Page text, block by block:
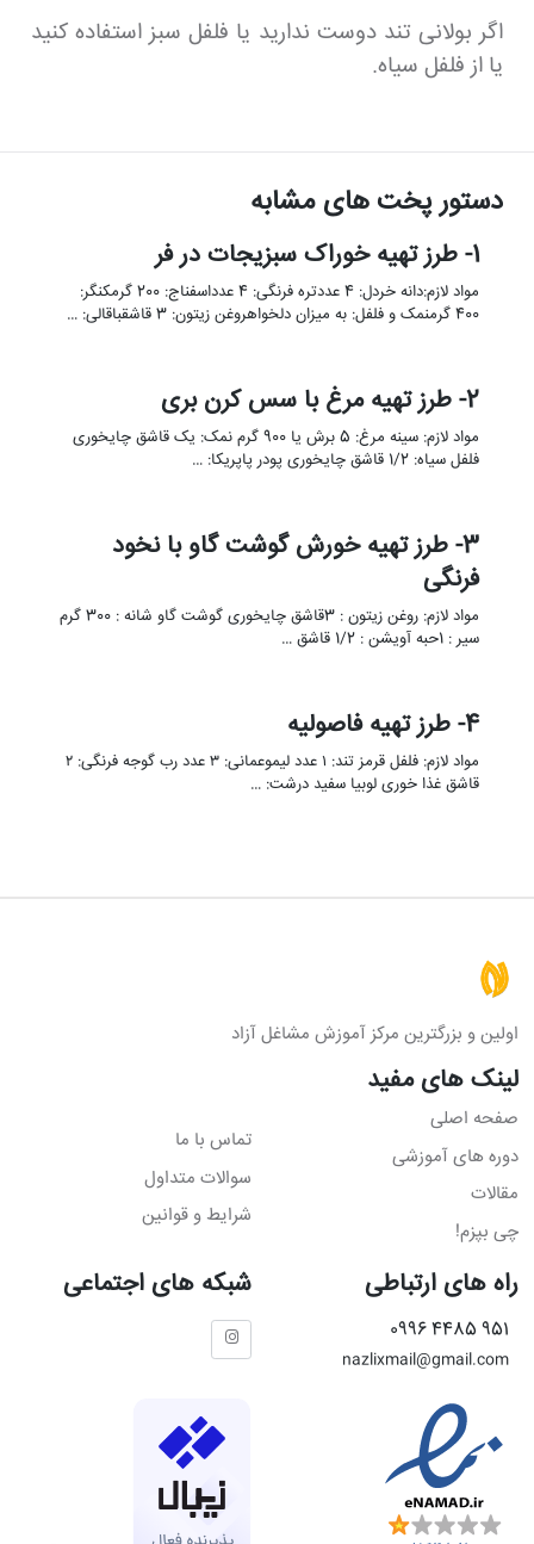
اگر بولانی تند دوست ندارید یا فلفل سبز استفاده کنید
یا از فلفل سیاه.
دستور پخت های مشابه
1- طرز تهیه خوراک سبزیجات در فر
مواد لازم:دانه خردل: 4 عددتره فرنگی: 4 عدداسفناج: 200 گرمکنگر:
400 گرمنمک و فلفل: به میزان دلخواهروغن زیتون: 3 قاشقباقالی: …
2- طرز تهیه مرغ با سس کرن بری
مواد لازم: سینه مرغ: 5 برش یا 900 گرم نمک: یک قاشق چایخوری
فلفل سیاه: 1/2 قاشق چایخوری پودر پاپریکا: …
3- طرز تهیه خورش گوشت گاو با نخود
فرنگی
مواد لازم: روغن زیتون : 3قاشق چایخوری گوشت گاو شانه : 300 گرم
سیر : 1حبه آویشن : 1/2 قاشق …
4- طرز تهیه فاصولیه
مواد لازم: فلفل قرمز تند: ۱ عدد لیموعمانی: ۳ عدد رب گوجه فرنگی: ۲
قاشق غذا خوری لوبیا سفید درشت: …
اولین و بزرگترین مرکز آموزش مشاغل آزاد
لینک های مفید
صفحه اصلی
دوره های آموزشی
مقالات
چی بپزم!
تماس با ما
سوالات متداول
شرایط و قوانین
راه های ارتباطی
951 4485 0996
nazlixmail@gmail.com
شبکه های اجتماعی